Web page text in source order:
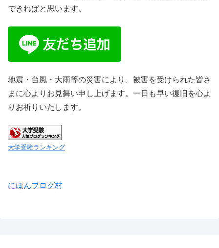
できればと思います。
地震・台風・大雨等の災害により、被害を受けられた皆さ
まに心よりお見舞い申し上げます。一日も早い復旧を心よ
りお祈りいたします。
大学受験ランキング
にほんブログ村